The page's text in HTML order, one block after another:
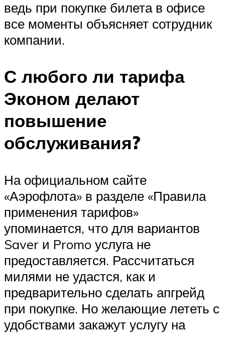
ведь при покупке билета в офисе
все моменты объясняет сотрудник
компании.
С любого ли тарифа
Эконом делают
повышение
обслуживания?
На официальном сайте
«Аэрофлота» в разделе «Правила
применения тарифов»
упоминается, что для вариантов
Saver и Promo услуга не
предоставляется. Рассчитаться
милями не удастся, как и
предварительно сделать апгрейд
при покупке. Но желающие лететь с
удобствами закажут услугу на